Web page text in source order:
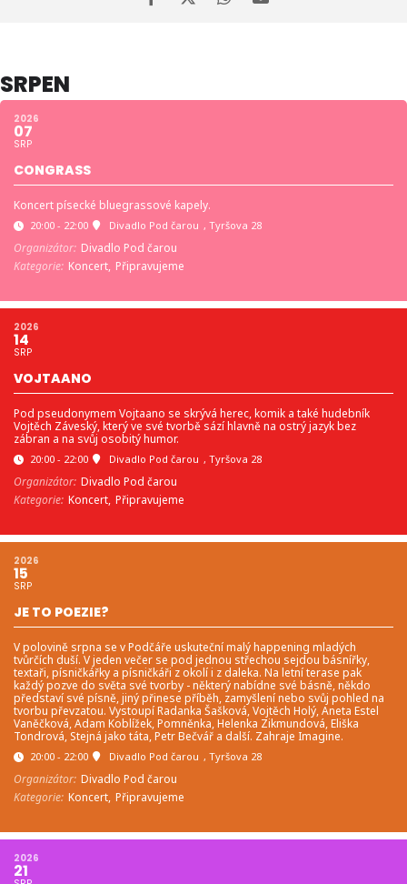
SRPEN
2026
07
SRP
CONGRASS
Koncert písecké bluegrassové kapely.
20:00 - 22:00 Divadlo Pod čarou , Tyršova 28
Organizátor: Divadlo Pod čarou
Kategorie: Koncert, Připravujeme
2026
14
SRP
VOJTAANO
Pod pseudonymem Vojtaano se skrývá herec, komik a také hudebník
Vojtěch Záveský, který ve své tvorbě sází hlavně na ostrý jazyk bez
zábran a na svůj osobitý humor.
20:00 - 22:00 Divadlo Pod čarou , Tyršova 28
Organizátor: Divadlo Pod čarou
Kategorie: Koncert, Připravujeme
2026
15
SRP
JE TO POEZIE?
V polovině srpna se v Podčáře uskuteční malý happening mladých
tvůrčích duší. V jeden večer se pod jednou střechou sejdou básnířky,
textaři, písničkářky a písničkáři z okolí i z daleka. Na letní terase pak
každý pozve do světa své tvorby - některý nabídne své básně, někdo
představí své písně, jiný přinese příběh, zamyšlení nebo svůj pohled na
tvorbu převzatou. Vystoupí Radanka Šašková, Vojtěch Holý, Aneta Estel
Vaněčková, Adam Koblížek, Pomněnka, Helenka Zikmundová, Eliška
Tondrová, Stejná jako táta, Petr Bečvář a další. Zahraje Imagine.
20:00 - 22:00 Divadlo Pod čarou , Tyršova 28
Organizátor: Divadlo Pod čarou
Kategorie: Koncert, Připravujeme
2026
21